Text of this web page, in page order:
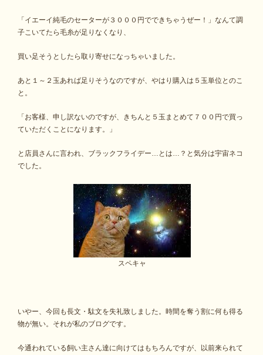
「イエーイ純毛のセーターが３０００円でできちゃうぜー！」なんて調
子こいてたら毛糸が足りなくなり、
買い足そうとしたら取り寄せになっちゃいました。
あと１～２玉あれば足りそうなのですが、やはり購入は５玉単位とのこ
と。
「お客様、申し訳ないのですが、きちんと５玉まとめて７００円で買っ
ていただくことになります。」
と店員さんに言われ、ブラックフライデー…とは…？と気分は宇宙ネコ
でした。
スペキャ
いやー、今回も長文・駄文を失礼致しました。時間を奪う割に何も得る
物が無い。それが私のブログです。
今通われている飼い主さん達に向けてはもちろんですが、以前来られて